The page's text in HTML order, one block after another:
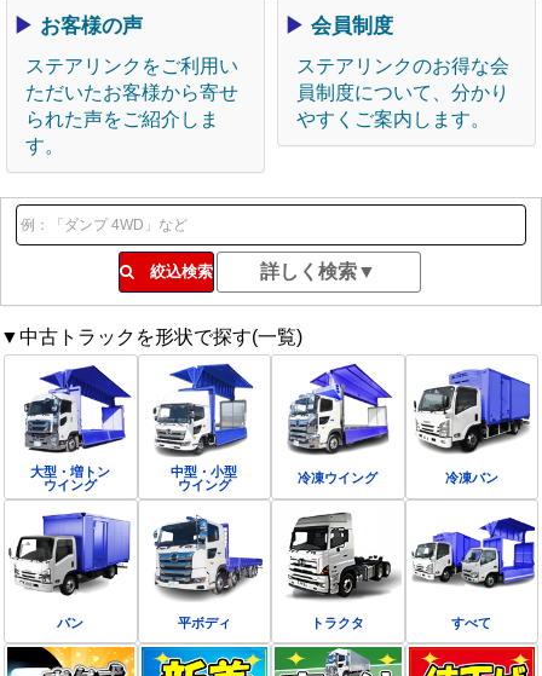
▶ お客様の声
ステアリンクをご利用い
ただいたお客様から寄せ
られた声をご紹介しま
す。
▶ 会員制度
ステアリンクのお得な会
員制度について、分かり
やすくご案内します。
絞込検索
▼中古トラックを形状で探す(一覧)
大型・増トン
ウイング
中型・小型
ウイング
冷凍ウイング 冷凍バン
バン 平ボディ トラクタ すべて